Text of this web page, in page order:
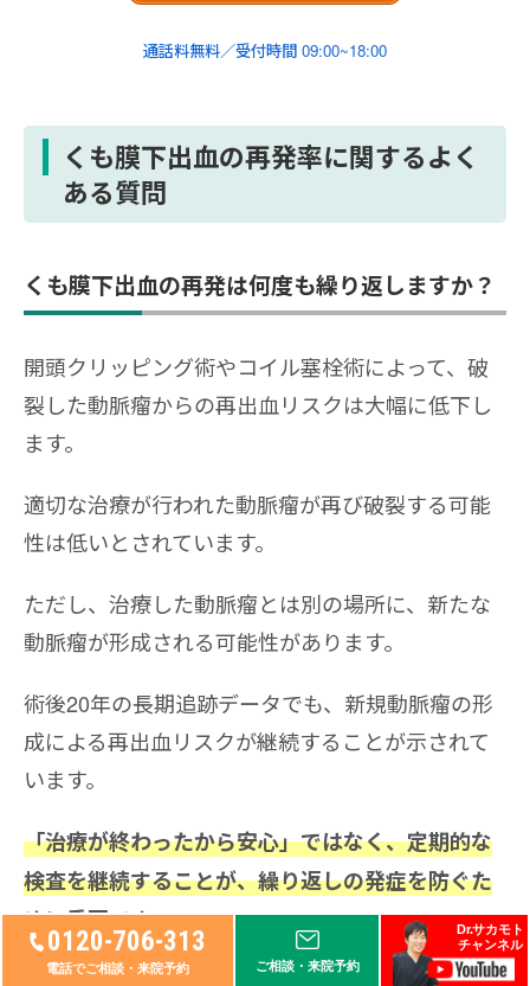
0120-706-313
電話でご相談・来院予約 ご相談・来院予約
Dr.サカモト
チャンネル
通話料無料／受付時間 09:00~18:00
くも膜下出血の再発率に関するよく
ある質問
くも膜下出血の再発は何度も繰り返しますか？
開頭クリッピング術やコイル塞栓術によって、破
裂した動脈瘤からの再出血リスクは大幅に低下し
ます。
適切な治療が行われた動脈瘤が再び破裂する可能
性は低いとされています。
ただし、治療した動脈瘤とは別の場所に、新たな
動脈瘤が形成される可能性があります。
術後20年の長期追跡データでも、新規動脈瘤の形
成による再出血リスクが継続することが示されて
います。
「治療が終わったから安心」ではなく、定期的な
検査を継続することが、繰り返しの発症を防ぐた
めに重要です。